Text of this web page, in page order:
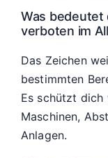
Was bedeutet
verboten im
Das Zeichen
bestimmten
Es schützt dich
Maschinen,
Anlagen.